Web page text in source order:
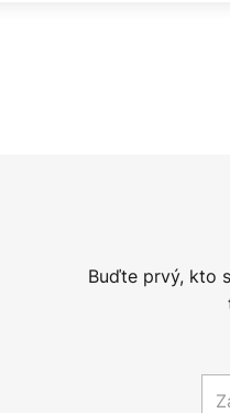
Buďte prvý, kto